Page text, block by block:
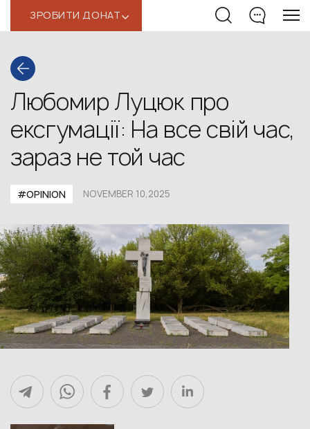
ЗРОБИТИ ДОНАТ‹
Любомир Луцюк про
ексгумації: На все свій час,
зараз не той час
#OPINION NOVEMBER 10,2025